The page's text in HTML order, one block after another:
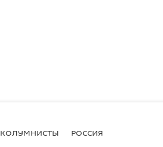
КОЛУМНИСТЫ РОССИЯ